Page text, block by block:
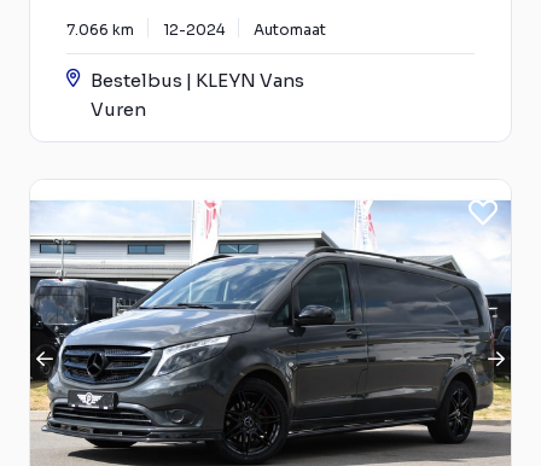
7.066 km 12-2024 Automaat
Bestelbus | KLEYN Vans
Vuren